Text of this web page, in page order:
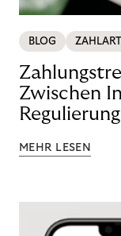
BLOG
Zwischen
Regulierung
MEHR LESEN